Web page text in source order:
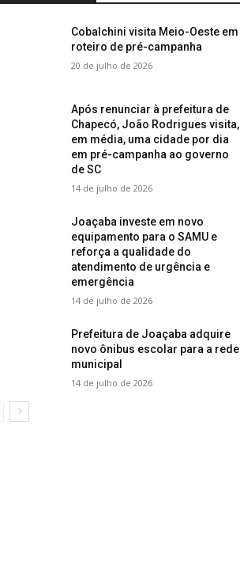
Cobalchini visita Meio-Oeste em
roteiro de pré-campanha
20 de julho de 2026
Após renunciar à prefeitura de
Chapecó, João Rodrigues visita,
em média, uma cidade por dia
em pré-campanha ao governo
de SC
14 de julho de 2026
Joaçaba investe em novo
equipamento para o SAMU e
reforça a qualidade do
atendimento de urgência e
emergência
14 de julho de 2026
Prefeitura de Joaçaba adquire
novo ônibus escolar para a rede
municipal
14 de julho de 2026